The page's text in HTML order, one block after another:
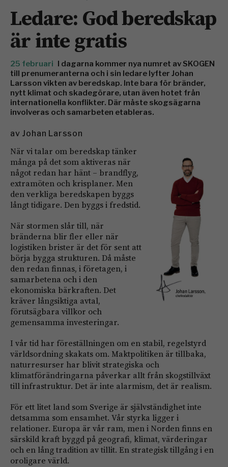
Ledare: God beredskap
är inte gratis
25 februari I dagarna kommer nya numret av SKOGEN
till prenumeranterna och i sin ledare lyfter Johan
Larsson vikten av beredskap. Inte bara för bränder,
nytt klimat och skadegörare, utan även hotet från
internationella konflikter. Där måste skogsägarna
involveras och samarbeten etableras.
av Johan Larsson
När vi talar om beredskap tänker
många på det som aktiveras när
något redan har hänt – brandflyg,
extramöten och krisplaner. Men
den verkliga beredskapen byggs
långt tidigare. Den byggs i fredstid.
När stormen slår till, när
bränderna blir fler eller när
logistiken brister är det för sent att
börja bygga strukturen. Då måste
den redan finnas, i företagen, i
samarbetena och i den
ekonomiska bärkraften. Det
kräver långsiktiga avtal,
förutsägbara villkor och
gemensamma investeringar.
I vår tid har föreställningen om en stabil, regelstyrd
världsordning skakats om. Maktpolitiken är tillbaka,
naturresurser har blivit strategiska och
klimatförändringarna påverkar allt från skogstillväxt
till infrastruktur. Det är inte alarmism, det är realism.
För ett litet land som Sverige är självständighet inte
detsamma som ensamhet. Vår styrka ligger i
relationer. Europa är vår ram, men i Norden finns en
särskild kraft byggd på geografi, klimat, värderingar
och en lång tradition av tillit. En strategisk tillgång i en
oroligare värld.